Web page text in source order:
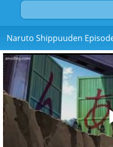
Naruto Shippuuden